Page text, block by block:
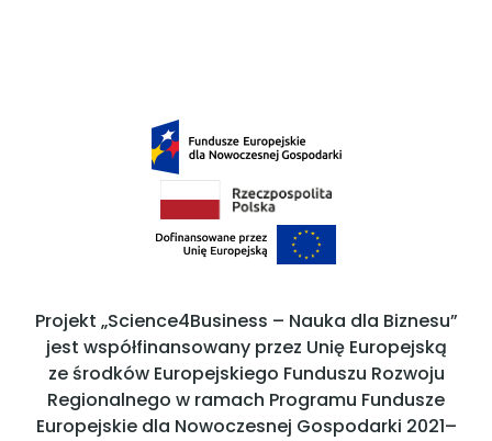
Projekt „Science4Business – Nauka dla Biznesu”
jest współfinansowany przez Unię Europejską
ze środków Europejskiego Funduszu Rozwoju
Regionalnego w ramach Programu Fundusze
Europejskie dla Nowoczesnej Gospodarki 2021–